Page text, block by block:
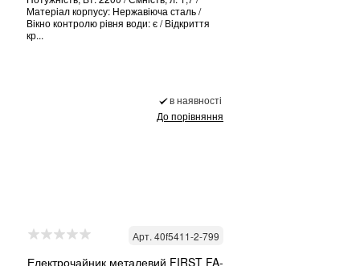
Матеріал корпусу: Нержавіюча сталь /
Вікно контролю рівня води: є / Відкриття
кр...
в наявності
До порівняння
Арт. 40f5411-2-799
Електрочайник металевий FIRST FA-